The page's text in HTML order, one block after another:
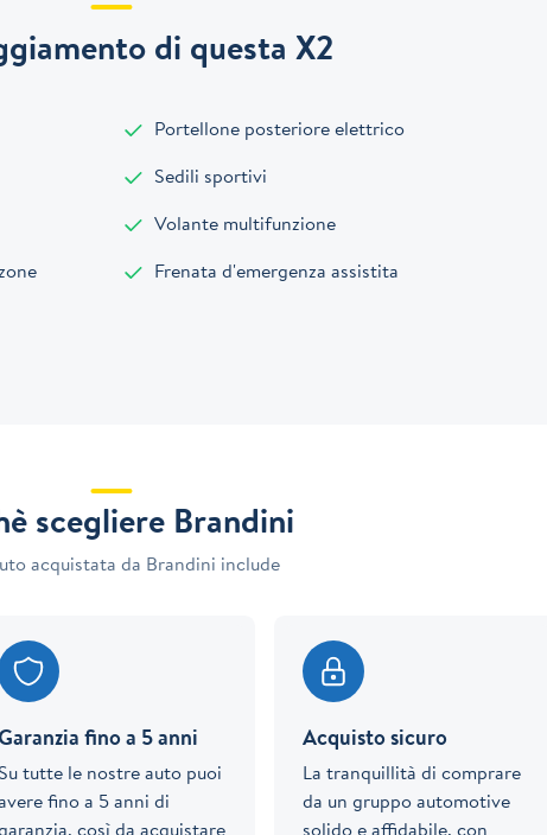
di questa X2
Portellone posteriore elettrico
Sedili sportivi
Volante multifunzione
Frenata d'emergenza assistita
scegliere Brandini
acquistata da Brandini include
fino a 5 anni
Su tutte le nostre auto puoi
fino a 5 anni di
così da acquistare
Acquisto sicuro
La tranquillità di comprare
da un gruppo automotive
solido e affidabile, con